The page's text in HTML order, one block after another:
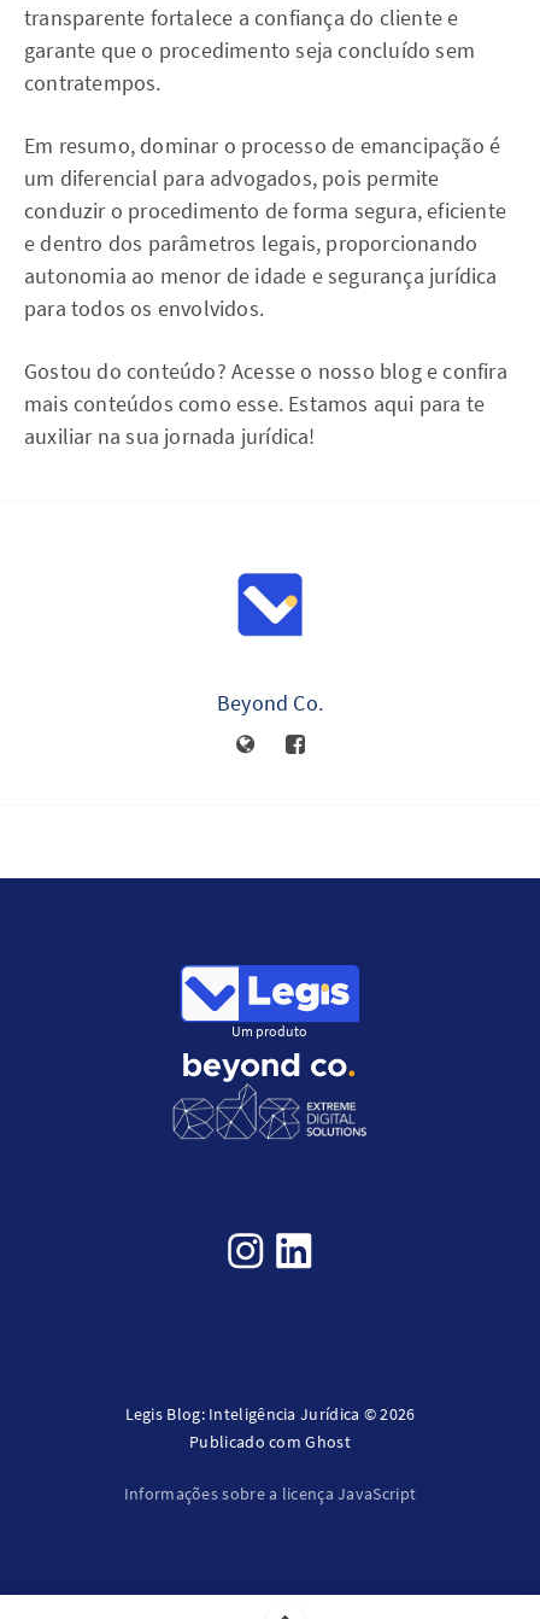
transparente fortalece a confiança do cliente e
garante que o procedimento seja concluído sem
contratempos.
Em resumo, dominar o processo de emancipação é
um diferencial para advogados, pois permite
conduzir o procedimento de forma segura, eficiente
e dentro dos parâmetros legais, proporcionando
autonomia ao menor de idade e segurança jurídica
para todos os envolvidos.
Gostou do conteúdo? Acesse o nosso blog e confira
mais conteúdos como esse. Estamos aqui para te
auxiliar na sua jornada jurídica!
Beyond Co.
Um produto
Legis Blog: Inteligência Jurídica © 2026
Publicado comGhost
Informações sobre a licença JavaScript